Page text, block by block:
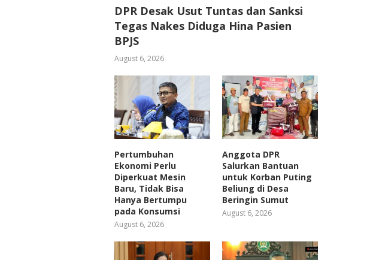
DPR Desak Usut Tuntas dan Sanksi
Tegas Nakes Diduga Hina Pasien
BPJS
August 6, 2026
Pertumbuhan
Ekonomi Perlu
Diperkuat Mesin
Baru, Tidak Bisa
Hanya Bertumpu
pada Konsumsi
August 6, 2026
Anggota DPR
Salurkan Bantuan
untuk Korban Puting
Beliung di Desa
Beringin Sumut
August 6, 2026